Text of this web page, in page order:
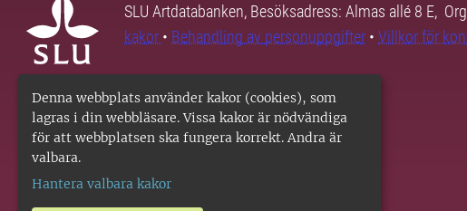
Denna webbplats använder kakor (cookies), som
lagras i din webbläsare. Vissa kakor är nödvändiga
för att webbplatsen ska fungera korrekt. Andra är
valbara.
Hantera valbara kakor
SLU Artdatabanken, Besöksadress: Almas allé 8 E,
kakor • Behandling av personuppgifter • Villkor för